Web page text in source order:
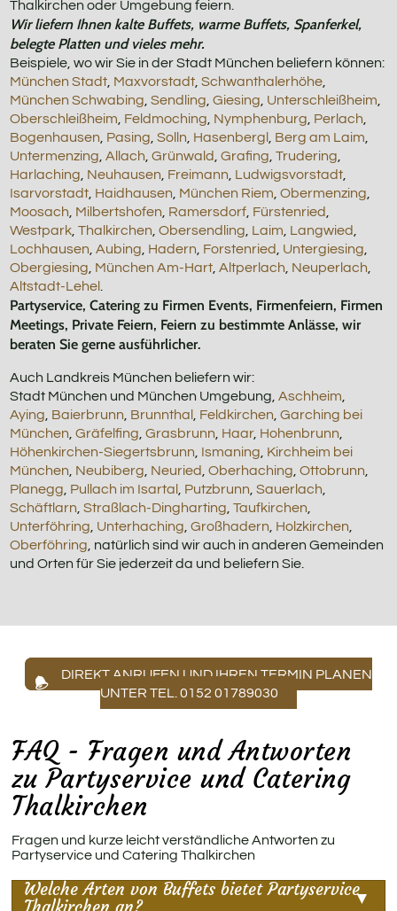
Thalkirchen oder Umgebung feiern.
Wir liefern Ihnen kalte Buffets, warme Buffets, Spanferkel,
belegte Platten und vieles mehr.
Beispiele, wo wir Sie in der Stadt München beliefern können:
München Stadt Maxvorstadt ,Schwanthalerhöhe
München Schwabing ,Sendling ,Giesing Unterschleißheim
Oberschleißheim Feldmoching Nymphenburg Perlach
Bogenhausen Pasing ,Solln Hasenbergl Berg am Laim
Untermenzing ,Allach ,Grünwald ,Grafing ,Trudering
Harlaching Neuhausen Freimann Ludwigsvorstadt
Isarvorstadt Haidhausen München Riem ,Obermenzing
Moosach Milbertshofen Ramersdorf Fürstenried
Westpark ,Thalkirchen ,Obersendling Laim Langwied
Lochhausen ,Aubing Hadern Forstenried Untergiesing
Obergiesing München Am-Hart ,Altperlach Neuperlach
Altstadt-Lehel
Partyservice, Catering zu Firmen Events, Firmenfeiern, Firmen
Meetings, Private Feiern, Feiern zu bestimmte Anlässe, wir
beraten Sie gerne ausführlicher.
Auch Landkreis München beliefern wir:
Stadt München und München Umgebung,Aschheim
Aying Baierbrunn Brunnthal Feldkirchen ,Garching bei
München ,Gräfelfing ,Grasbrunn Haar, Hohenbrunn
Höhenkirchen-Siegertsbrunn Ismaning Kirchheim bei
München Neubiberg Neuried ,Oberhaching ,Ottobrunn
Planegg Pullach im Isartal Putzbrunn ,Sauerlach
Schäftlarn ,Straßlach-Dingharting ,Taufkirchen
Unterföhring Unterhaching ,Großhadern Holzkirchen
Oberföhring , natürlich sind wir auch in anderen Gemeinden
und Orten für Sie jederzeit da und beliefern Sie.
DIREKT ANRUFEN UND IHREN TERMIN PLANEN
UNTER TEL. 0152 01789030
FAQ - Fragen und Antworten
zu Partyservice und Catering
Thalkirchen
Fragen und kurze leicht verständliche Antworten zu
Partyservice und Catering Thalkirchen
Welche Arten von Buffets bietet Partyservice
Thalkirchen an?